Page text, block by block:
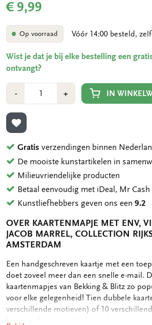
€ 9,99
Op voorraad Vóór 14:00 besteld,
Wist je dat je bij elke bestelling een
ontvangt?
-Min
1
+Plus
1
IN
TOEVOEGEN AAN VERLANGLIJST
Gratis verzendingen binnen
De mooiste kunstartikelen in
Milieuvriendelijke producten
Betaal eenvoudig met iDeal, Mr
Kunstliefhebbers geven ons een9.2
OVER KAARTENMAPJE MET ENV,
JACOB MARREL, COLLECTION
AMSTERDAM
OMSCHRIJVING
Een handgeschreven kaartje met een
doet zoveel meer dan een snelle e-mail.
kaartenmapjes van Bekking & Blitz zo
voor elke gelegenheid! Tien dubbele
verschillende motieven) of 10